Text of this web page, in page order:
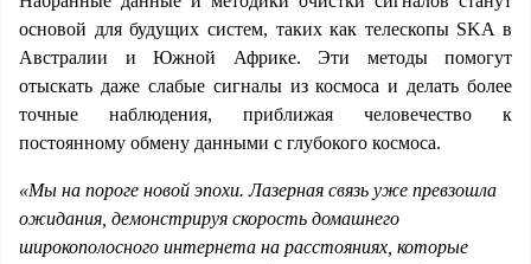
основой для будущих систем, таких как телескопы SKA в
Австралии и Южной Африке. Эти методы помогут
отыскать даже слабые сигналы из космоса и делать более
точные наблюдения, приближая человечество к
постоянному обмену данными с глубокого космоса.
«Мы на пороге новой эпохи. Лазерная связь уже превзошла
ожидания, демонстрируя скорость домашнего
широкополосного интернета на расстояниях, которые